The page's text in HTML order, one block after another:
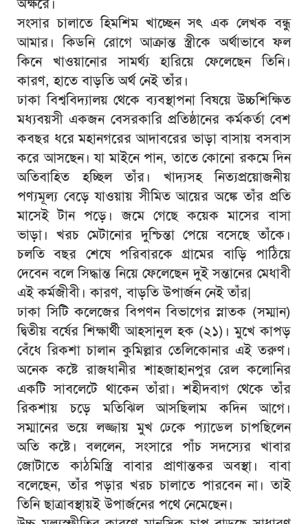
সংসার চালাতে হিমশিম খাচ্ছেন সৎ এক লেখক বন্ধু
আমার। কিডনি রোগে আক্রান্ত স্ত্রীকে অর্থাভাবে ফল
কিনে খাওয়ানোর সামর্থ্য হারিয়ে ফেলেছেন তিনি।
কারণ, হাতে বাড়তি অর্থ নেই তাঁর।
ঢাকা বিশ্ববিদ্যালয় থেকে ব্যবস্থাপনা বিষয়ে উচ্চশিক্ষিত
মধ্যবয়সী একজন বেসরকারি প্রতিষ্ঠানের কর্মকর্তা বেশ
কবছর ধরে মহানগরের আদাবরের ভাড়া বাসায় বসবাস
করে আসছেন। যা মাইনে পান, তাতে কোনো রকমে দিন
অতিবাহিত হচ্ছিল তাঁর। খাদ্যসহ নিত্যপ্রয়োজনীয়
পণ্যমূল্য বেড়ে যাওয়ায় সীমিত আয়ের অঙ্কে তাঁর প্রতি
মাসেই টান পড়ে। জমে গেছে কয়েক মাসের বাসা
ভাড়া। খরচ মেটানোর দুশ্চিন্তা পেয়ে বসেছে তাঁকে।
চলতি বছর শেষে পরিবারকে গ্রামের বাড়ি পাঠিয়ে
দেবেন বলে সিদ্ধান্ত নিয়ে ফেলেছেন দুই সন্তানের মেধাবী
এই কর্মজীবী। কারণ, বাড়তি উপার্জন নেই তাঁর|
ঢাকা সিটি কলেজের বিপণন বিভাগের স্নাতক (সম্মান)
দ্বিতীয় বর্ষের শিক্ষার্থী আহসানুল হক (২১)। মুখে কাপড়
বেঁধে রিকশা চালান কুমিল্লার তেলিকোনার এই তরুণ।
অনেক কষ্টে রাজধানীর শাহজাহানপুর রেল কলোনির
একটি সাবলেটে থাকেন তাঁরা। শহীদবাগ থেকে তাঁর
রিকশায় চড়ে মতিঝিল আসছিলাম কদিন আগে।
সম্মানের ভয়ে লজ্জায় মুখ ঢেকে প্যাডেল চাপছিলেন
অতি কষ্টে। বললেন, সংসারে পাঁচ সদস্যের খাবার
জোটাতে কাঠমিস্ত্রি বাবার প্রাণান্তকর অবস্থা। বাবা
বলেছেন, তাঁর পড়ার খরচ চালাতে পারবেন না। তাই
তিনি ছাত্রাবস্থায়ই উপার্জনের পথে নেমেছেন।